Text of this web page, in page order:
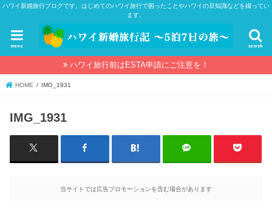
ハワイ新婚旅行ブログです。はじめてのハワイ旅行で困ったことやハワイの豆知識などを綴ってい
ます。
search
menu
ハワイ旅行前はESTA申請にご注意を！
HOME IMG_1931
IMG_1931
当サイトでは広告プロモーションを含む場合があります